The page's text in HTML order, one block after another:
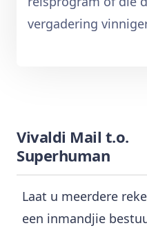
vergadering
Vivaldi Mail t.o.
Superhuman
Laat u meerdere
een inmandjie